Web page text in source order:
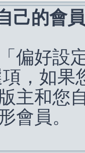
己的會
偏好設
，如果
主和您
會員。